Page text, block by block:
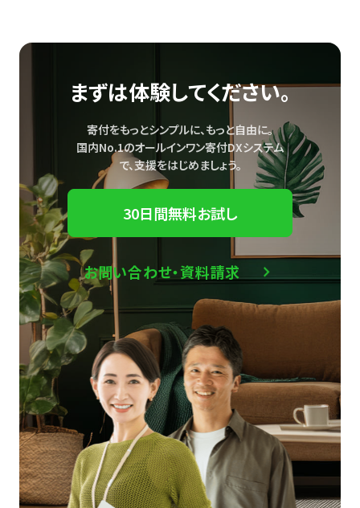
まずは体験してください。
寄付をもっとシンプルに、もっと自由に。
国内No.1のオールインワン寄付DXシステム
で、支援をはじめましょう。
30日間無料お試し
お問い合わせ・資料請求